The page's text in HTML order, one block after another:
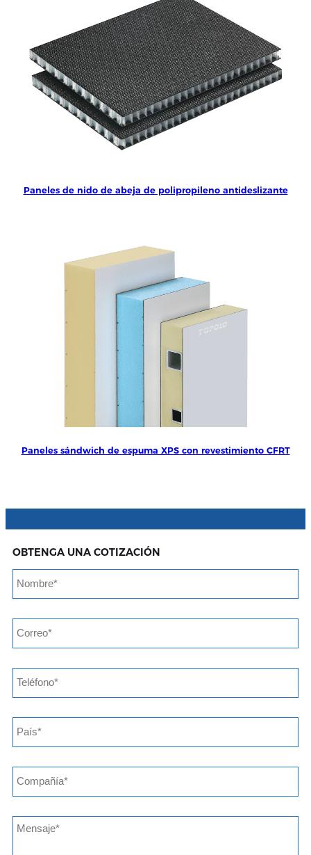
Paneles de nido de abeja de polipropileno antideslizante
Paneles sándwich de espuma XPS con revestimiento CFRT
OBTENGA UNA COTIZACIÓN